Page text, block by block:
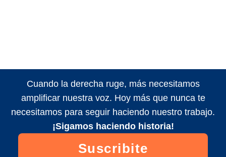
Cuando la derecha ruge, más necesitamos
amplificar nuestra voz. Hoy más que nunca te
necesitamos para seguir haciendo nuestro trabajo.
¡Sigamos haciendo historia!
Suscribite